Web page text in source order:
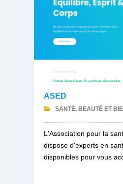
ASED
SANTÉ, BEAUTÉ ET
L'Association pour la
dispose d'experts en
disponibles pour vous